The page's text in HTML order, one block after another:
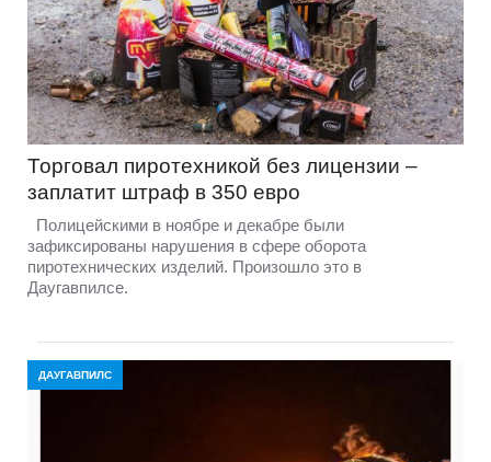
Торговал пиротехникой без лицензии –
заплатит штраф в 350 евро
Полицейскими в ноябре и декабре были
зафиксированы нарушения в сфере оборота
пиротехнических изделий. Произошло это в
Даугавпилсе.
ДАУГАВПИЛС